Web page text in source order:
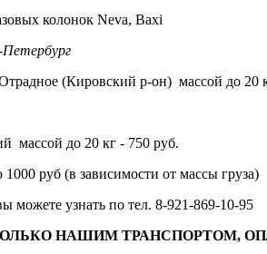
колонок Neva, Baxi
Петербург
(Кировский р-он) массой до 20
массой до 20 кг - 750 руб.
руб (в зависимости от массы груза)
можете узнать по тел. 8-921-869-10-95
НАШИМ ТРАНСПОРТОМ,